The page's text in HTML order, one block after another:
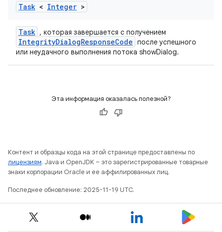
Task < Integer >
Task , которая завершается с получением
IntegrityDialogResponseCode после успешного
или неудачного выполнения потока showDialog.
Эта информация оказалась полезной?
Контент и образцы кода на этой странице предоставлены по
лицензиям. Java и OpenJDK – это зарегистрированные товарные
знаки корпорации Oracle и ее аффилированных лиц.
Последнее обновление: 2025-11-19 UTC.